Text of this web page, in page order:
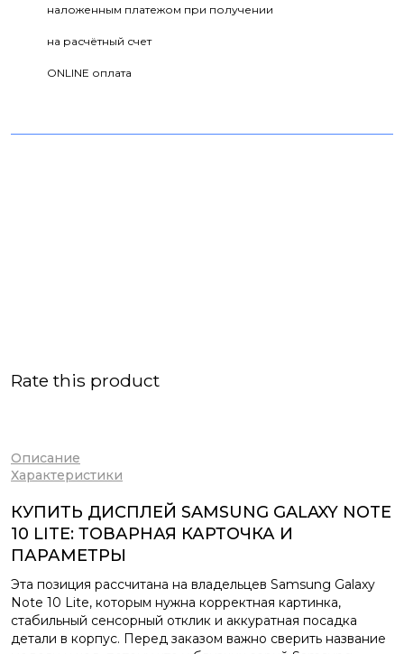
наложенным платежом при получении
на расчётный счет
ONLINE оплата
Rate this product
Описание
Характеристики
КУПИТЬ ДИСПЛЕЙ SAMSUNG GALAXY NOTE
10 LITE: ТОВАРНАЯ КАРТОЧКА И
ПАРАМЕТРЫ
Эта позиция рассчитана на владельцев Samsung Galaxy
Note 10 Lite, которым нужна корректная картинка,
стабильный сенсорный отклик и аккуратная посадка
детали в корпус. Перед заказом важно сверить название